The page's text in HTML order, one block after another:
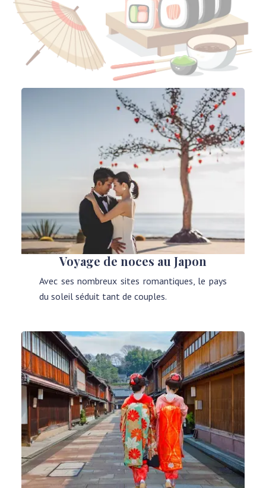
Voyage de noces au Japon
Avec ses nombreux sites romantiques, le pays
du soleil séduit tant de couples.